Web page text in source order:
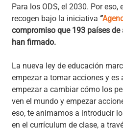
Para los ODS, el 2030. Por eso,
recogen bajo la iniciativa “
compromiso que 193 países
han firmado.
La nueva ley de educación
empezar a tomar acciones y es
empezar a cambiar cómo los
ven el mundo y empezar
eso, te animamos a introducir
en el currículum de clase, a